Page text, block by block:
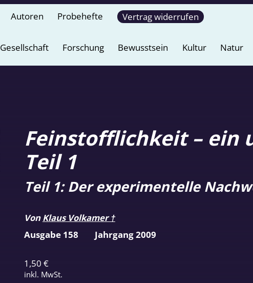
Autoren Probehefte Vertrag widerrufen
Gesellschaft Forschung Bewusstsein Kultur Natur
Feinstofflichkeit – ein
Teil 1
1,50 €
inkl. MwSt.
Teil 1: Der experimentelle
VonKlaus Volkamer †
Ausgabe 158 Jahrgang 2009